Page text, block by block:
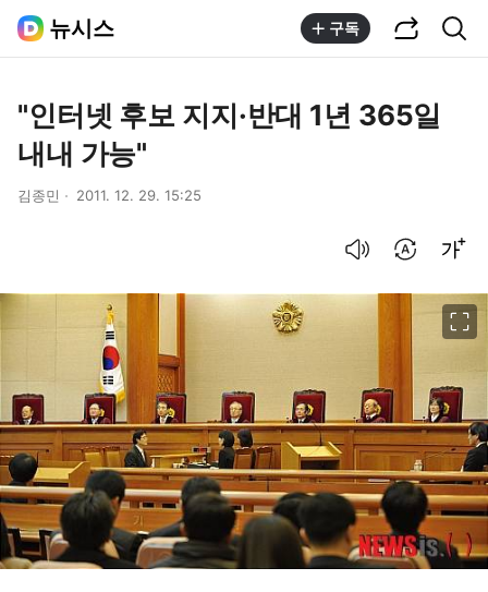
뉴시스 구독
"인터넷 후보 지지·반대 1년 365일
내내 가능"
김종민 2011. 12. 29. 15:25